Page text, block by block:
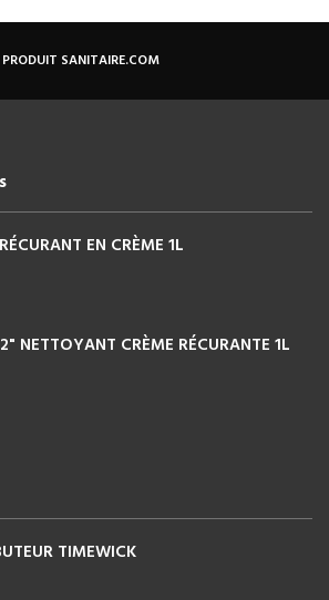
PRODUIT SANITAIRE.COM
EN CRÈME 1L
NETTOYANT CRÈME RÉCURANTE 1L
TIMEWICK